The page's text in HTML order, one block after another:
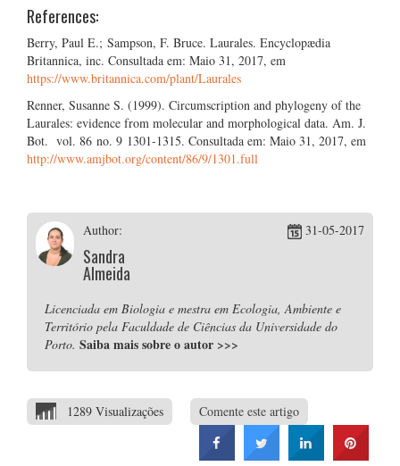
References:
Berry, Paul E.; Sampson, F. Bruce. Laurales. Encyclopædia
Britannica, inc. Consultada em: Maio 31, 2017, em
https://www.britannica.com/plant/Laurales
Renner, Susanne S. (1999). Circumscription and phylogeny of the
Laurales: evidence from molecular and morphological data. Am. J.
Bot. vol. 86 no. 9 1301-1315. Consultada em: Maio 31, 2017, em
http://www.amjbot.org/content/86/9/1301.full
Author:
Sandra
Almeida
31-05-2017
Licenciada em Biologia e mestra em Ecologia, Ambiente e
Território pela Faculdade de Ciências da Universidade do
Porto. Saiba mais sobre o autor >>>
1289 Visualizações Comente este artigo